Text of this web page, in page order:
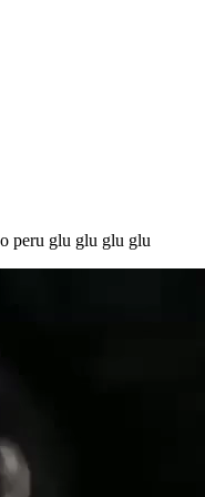
peru glu glu glu glu